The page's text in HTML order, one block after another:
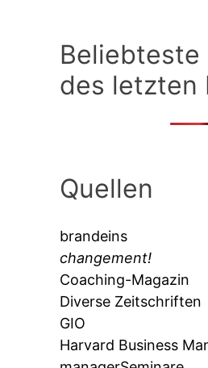
Beliebteste
des letzten
Quellen
brandeins
changement!
Coaching-Magazin
Diverse Zeitschriften
GIO
Harvard Business